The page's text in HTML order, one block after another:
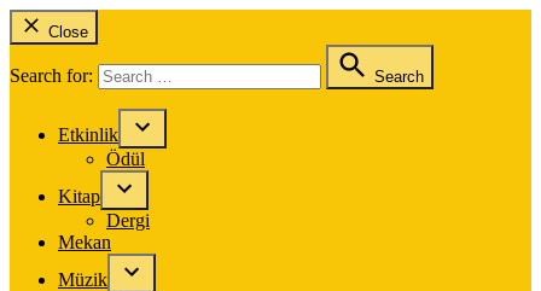
Close
Search for: Search
Etkinlik
Ödül
Kitap
Dergi
Mekan
Müzik